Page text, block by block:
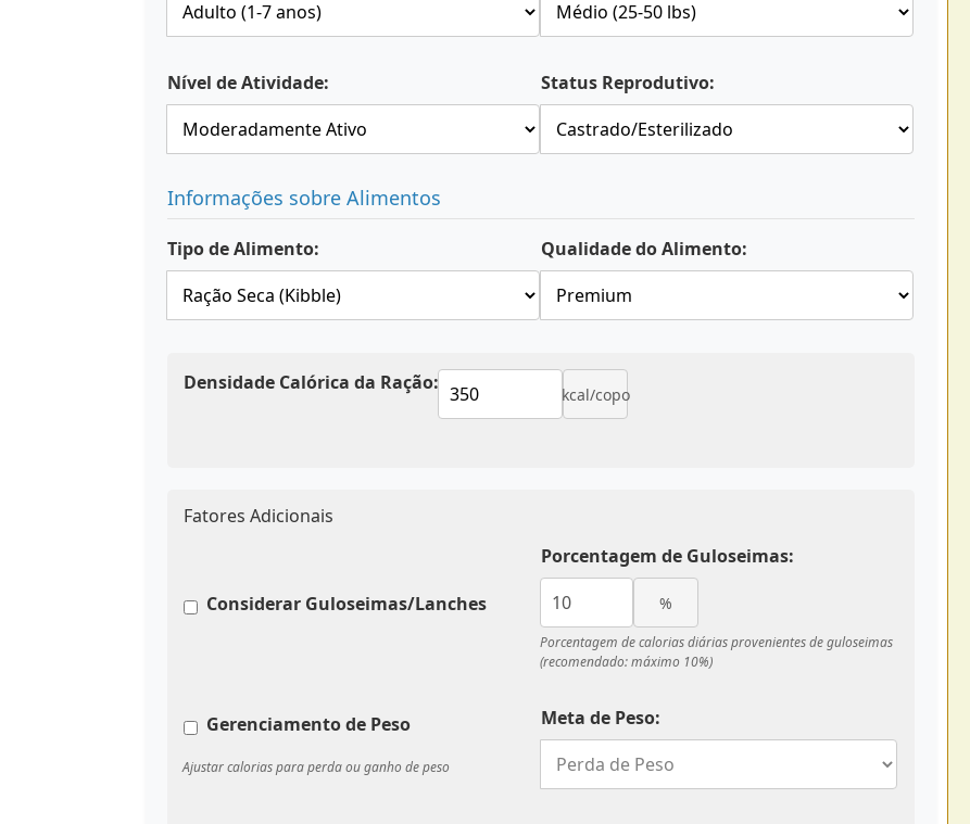
Nível de Atividade: Status Reprodutivo:
Informações sobre Alimentos
Tipo de Alimento: Qualidade do Alimento:
Densidade Calórica da Ração: kcal/copo
Fatores Adicionais
Considerar Guloseimas/Lanches
Porcentagem de Guloseimas:
%
Porcentagem de calorias diárias provenientes de guloseimas
(recomendado: máximo 10%)
Gerenciamento de Peso
Ajustar calorias para perda ou ganho de peso
Meta de Peso: